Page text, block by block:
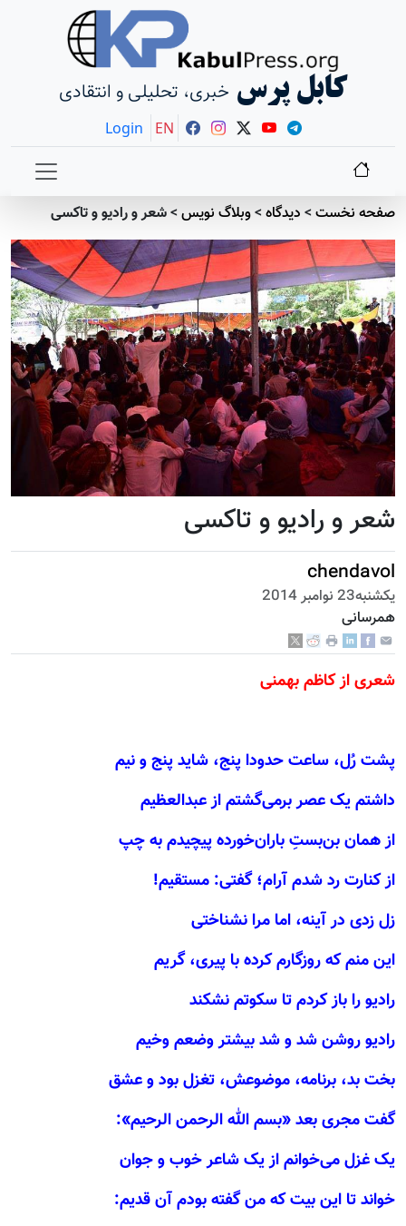
کابل پرس خبری، تحلیلی و انتقادی
Login EN
صفحه نخست> دیدگاه>وبلاگ نویس>شعر و رادیو و تاکسی
شعر و رادیو و تاکسی
chendavol
يكشنبه23 نوامبر 2014
همرسانی
شعری از کاظم بهمنی
پشت رُل، ساعت حدودا پنج، شاید پنج و نیم
داشتم یک عصر بر‌می‌گشتم از عبدالعظیم
از همان بن‌بستِ باران‌خورده پیچیدم به چپ
از کنارت رد شدم آرام؛ گفتی: مستقیم!
زل زدی در آینه، اما مرا نشناختی
این منم که روزگارم کرده با پیری، گریم
رادیو را باز کردم تا سکوتم نشکند
رادیو روشن شد و شد بیشتر وضعم وخیم
بخت بد، برنامه، موضوعش، تغزل بود و عشق
گفت مجری بعد «بسم الله الرحمن الرحیم»:
یک غزل می‌خوانم از یک شاعر خوب و جوان
خواند تا این بیت که من گفته بودم آن قدیم: